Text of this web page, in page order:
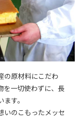
の原材料にこだわ
を一切使わずに、長
す。
いのこもったメッセ